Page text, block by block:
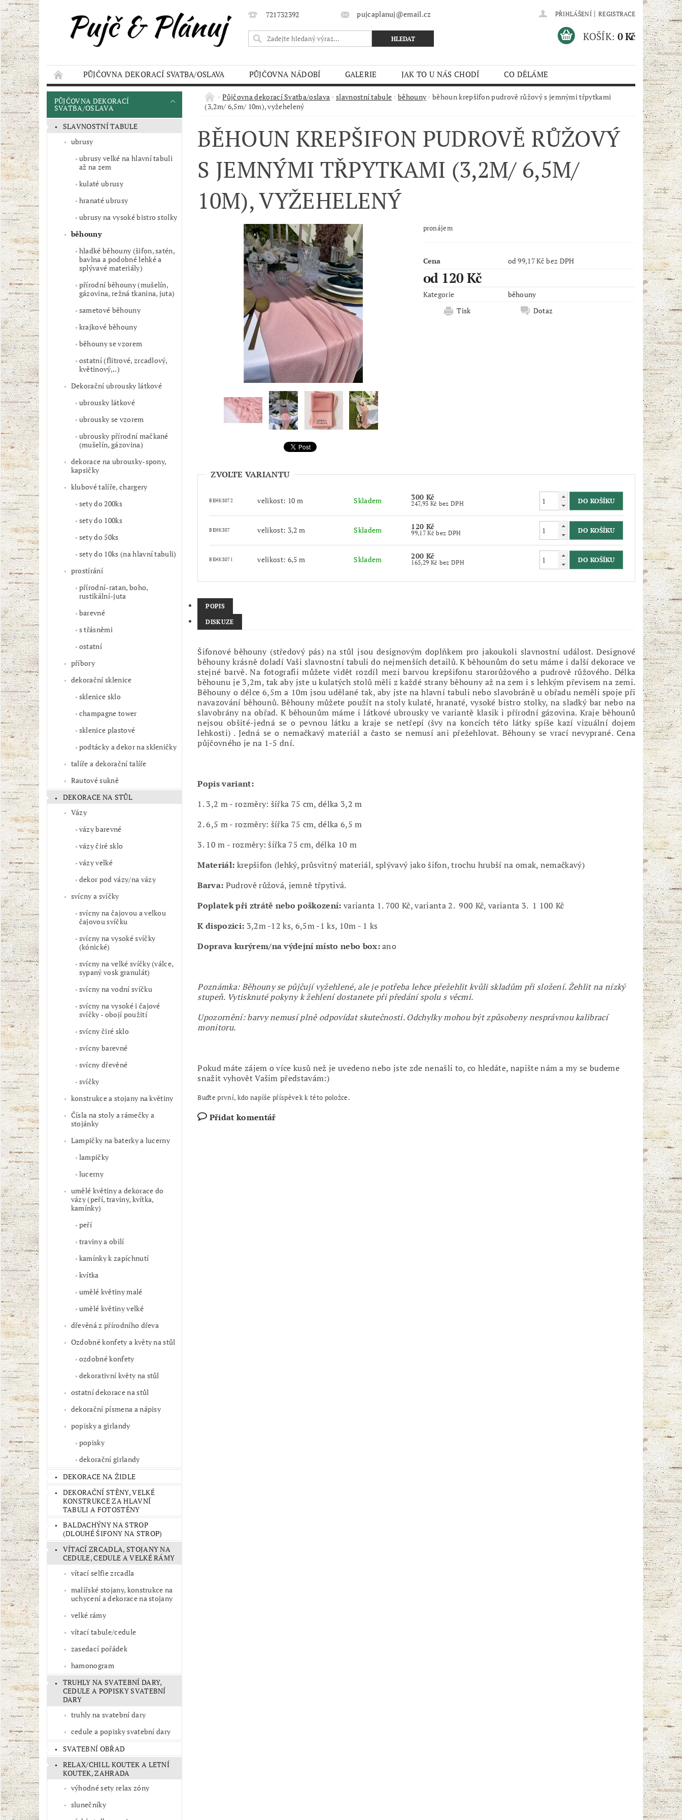
721732392 pujcaplanuj@email.cz PŘIHLÁŠENÍ | REGISTRACE
KOŠÍK: 0 Kč
PŮJČOVNA DEKORACÍ SVATBA/OSLAVA PŮJČOVNA NÁDOBÍ GALERIE JAK TO U NÁS CHODÍ
CO DĚLÁME
KONTAKT
AKCE OBCHODNÍ PODMÍNKY
PŮJČOVNA DEKORACÍ
SVATBA/OSLAVA
SLAVNOSTNÍ TABULE
ubrusy
ubrusy velké na hlavní tabuli
až na zem
kulaté ubrusy
hranaté ubrusy
ubrusy na vysoké bistro stolky
běhouny
hladké běhouny (šifon, satén,
bavlna a podobné lehké a
splývavé materiály)
přírodní běhouny (mušelín,
gázovina, režná tkanina, juta)
sametové běhouny
krajkové běhouny
běhouny se vzorem
ostatní (flitrové, zrcadlový,
květinový,..)
Dekorační ubrousky látkové
ubrousky látkové
ubrousky se vzorem
ubrousky přírodní mačkané
(mušelín, gázovina)
dekorace na ubrousky-spony,
kapsičky
klubové talíře, chargery
sety do 200ks
sety do 100ks
sety do 50ks
sety do 10ks (na hlavní tabuli)
prostírání
přírodní-ratan, boho,
rustikální-juta
barevné
s třásněmi
ostatní
příbory
dekorační sklenice
sklenice sklo
champagne tower
sklenice plastové
podtácky a dekor na skleničky
talíře a dekorační talíře
Rautové sukně
DEKORACE NA STŮL
Vázy
vázy barevné
vázy čiré sklo
vázy velké
dekor pod vázy/na vázy
svícny a svíčky
svícny na čajovou a velkou
čajovou svíčku
svícny na vysoké svíčky
(kónické)
svícny na velké svíčky (válce,
sypaný vosk granulát)
svícny na vodní svíčku
svícny na vysoké i čajové
svíčky - obojí použití
svícny čiré sklo
svícny barevné
svícny dřevěné
svíčky
konstrukce a stojany na květiny
Čísla na stoly a rámečky a
stojánky
Lampičky na baterky a lucerny
lampičky
lucerny
umělé květiny a dekorace do
vázy (peří, traviny, kvítka,
kamínky)
peří
traviny a obilí
kamínky k zapíchnutí
kvítka
umělé květiny malé
umělé květiny velké
dřevěná z přírodního dřeva
Ozdobné konfety a květy na stůl
ozdobné konfety
dekorativní květy na stůl
ostatní dekorace na stůl
dekorační písmena a nápisy
popisky a girlandy
popisky
dekorační girlandy
DEKORACE NA ŽIDLE
DEKORAČNÍ STĚNY, VELKÉ
KONSTRUKCE ZA HLAVNÍ
TABULI A FOTOSTĚNY
BALDACHÝNY NA STROP
(DLOUHÉ ŠIFONY NA STROP)
VÍTACÍ ZRCADLA, STOJANY NA
CEDULE, CEDULE A VELKÉ RÁMY
vítací selfie zrcadla
malířské stojany, konstrukce na
uchycení a dekorace na stojany
velké rámy
vítací tabule/cedule
zasedací pořádek
hamonogram
TRUHLY NA SVATEBNÍ DARY,
CEDULE A POPISKY SVATEBNÍ
DARY
truhly na svatební dary
cedule a popisky svatební dary
SVATEBNÍ OBŘAD
RELAX/CHILL KOUTEK A LETNÍ
KOUTEK, ZAHRADA
výhodné sety relax zóny
slunečníky
Půjčovna dekorací Svatba/oslava slavnostní tabule běhouny
běhoun krepšifon pudrově růžový s jemnými třpytkami
(3,2m/ 6,5m/ 10m), vyžehelený
BĚHOUN KREPŠIFON PUDROVĚ RŮŽOVÝ
S JEMNÝMI TŘPYTKAMI (3,2M/ 6,5M/
10M), VYŽEHELENÝ
pronájem
Cena od 99,17 Kč bez DPH
od 120 Kč
Kategorie
běhouny
Tisk
Dotaz
ZVOLTE VARIANTU
BEHKS072 velikost: 10 m Skladem 300 Kč
247,93 Kč bez DPH
BEHKS07 velikost: 3,2 m Skladem 120 Kč
99,17 Kč bez DPH
BEHKS071 velikost: 6,5 m Skladem 200 Kč
165,29 Kč bez DPH
POPIS
DISKUZE
Šifonové běhouny (středový pás) na stůl jsou designovým doplňkem pro jakoukoli slavnostní událost. Designové
běhouny krásně doladí Vaši slavnostní tabuli do nejmenších detailů. K běhounům do setu máme i další dekorace ve
stejné barvě.Na fotografii můžete vidět rozdíl mezi barvou krepšifonu starorůžového a pudrově růžového. Délka
běhounu je 3,2m, tak aby jste u kulatých stolů měli z každé strany běhouny až na zem i s lehkým převisem na zemi.
Běhouny o délce 6,5m a 10m jsou udělané tak, aby jste na hlavní tabuli nebo slavobráně u obřadu neměli spoje při
navazování běhounů. Běhouny můžete použít na stoly kulaté, hranaté, vysoké bistro stolky, na sladký bar nebo na
slavobrány na obřad. K běhounům máme i látkové ubrousky ve variantě klasik i přírodní gázovina. Kraje běhounů
nejsou obšité-jedná se o pevnou látku a kraje se netřepí (švy na koncích této látky spíše kazí vizuální dojem
lehkosti) . Jedná se o nemačkavý materiál a často se nemusí ani přežehlovat. Běhouny se vrací nevyprané. Cena
půjčovného je na 1-5 dní.
Popis variant:
1. 3,2 m - rozměry: šířka 75 cm, délka 3,2 m
2. 6,5 m - rozměry: šířka 75 cm, délka 6,5 m
3. 10 m - rozměry: šířka 75 cm, délka 10 m
Materiál: krepšifon (lehký, průsvitný materiál, splývavý jako šifon, trochu hrubší na omak, nemačkavý)
Barva: Pudrově růžová, jemně třpytivá.
Poplatek při ztrátě nebo poškození: varianta 1. 700 Kč, varianta 2. 900 Kč, varianta 3. 1 100 Kč
K dispozici: 3,2m -12 ks, 6,5m -1 ks, 10m - 1 ks
Doprava kurýrem/na výdejní místo nebo box:ano
Poznámka: Běhouny se půjčují vyžehlené, ale je potřeba lehce přežehlit kvůli skladům při složení. Žehlit na nízký
stupeň. Vytisknuté pokyny k žehlení dostanete při předání spolu s věcmi.
Upozornění: barvy nemusí plně odpovídat skutečnosti. Odchylky mohou být způsobeny nesprávnou kalibrací
monitoru.
Pokud máte zájem o více kusů než je uvedeno nebo jste zde nenašli to, co hledáte, napište nám a my se budeme
snažit vyhovět Vašim představám:)
Buďte první, kdo napíše příspěvek k této položce.
Přidat komentář